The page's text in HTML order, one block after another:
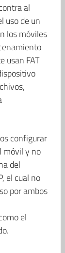
al
uso de un
los móviles
usan FAT
configurar
móvil y no
del
el cual no
por ambos
el